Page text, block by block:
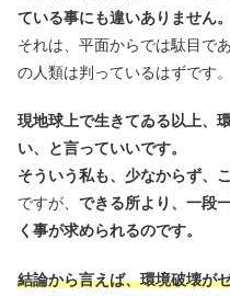
ている事にも違いありません。
それは、平面からでは駄目で
の人類は判っているはずです。
現地球上で生きてゐる以上、
い、と言っていいです。
そういう私も、少なからず、
ですが、 できる所より、一段
く事が求められるのです。
結論から言えば、環境破壊が